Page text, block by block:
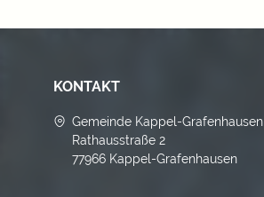
KONTAKT
Gemeinde Kappel-Grafenhausen
Rathausstraße 2
77966 Kappel-Grafenhausen